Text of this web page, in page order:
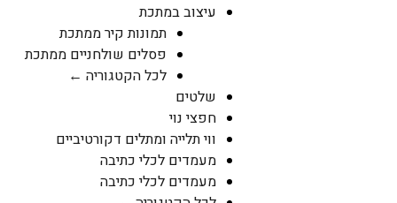
עיצוב במתכת
תמונות קיר ממתכת
פסלים שולחניים ממתכת
לכל הקטגוריה ←
שלטים
חפצי נוי
ווי תלייה ומתלים דקורטיביים
מעמדים לכלי כתיבה
מעמדים לכלי כתיבה